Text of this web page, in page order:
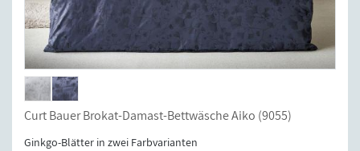
Curt Bauer Brokat-Damast-Bettwäsche Aiko (9055)
Ginkgo-Blätter in zwei Farbvarianten